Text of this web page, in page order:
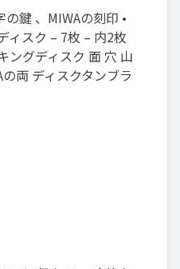
の鍵 、MIWAの刻印 •
ィスク – 7枚 – 内2枚
ングディスク 面 穴 山
両 ディスクタンブラ